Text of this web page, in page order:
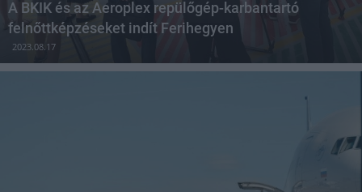
A BKIK és az Aeroplex repülőgép-karbantartó
felnőttképzéseket indít Ferihegyen
2023.08.17